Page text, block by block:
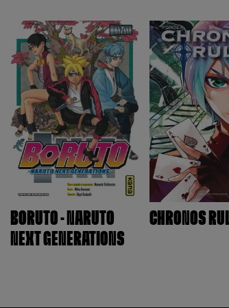
BORUTO - NARUTO
NEXT GENERATIONS
CHRONOS